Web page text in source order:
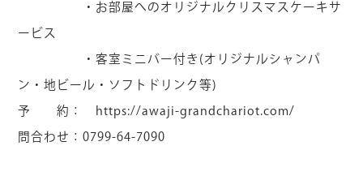
・お部屋へのオリジナルクリスマスケーキサ
ービス
・客室ミニバー付き(オリジナルシャンパ
ン・地ビール・ソフトドリンク等)
予 約： https://awaji-grandchariot.com/
問合わせ：0799-64-7090